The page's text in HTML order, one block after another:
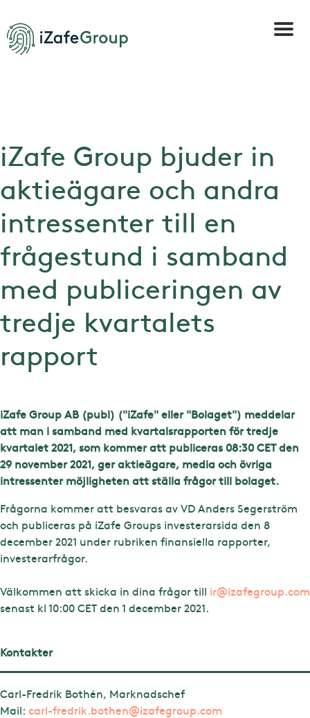
iZafe Group bjuder in
aktieägare och andra
intressenter till en
frågestund i samband
med publiceringen av
tredje kvartalets
rapport
iZafe Group AB (publ) ("iZafe" eller "Bolaget") meddelar
att man i samband med kvartalsrapporten för tredje
kvartalet 2021, som kommer att publiceras 08:30 CET den
29 november 2021, ger aktieägare, media och övriga
intressenter möjligheten att ställa frågor till bolaget.
Frågorna kommer att besvaras av VD Anders Segerström
och publiceras på iZafe Groups investerarsida den 8
december 2021 under rubriken finansiella rapporter,
investerarfrågor.
Välkommen att skicka in dina frågor till ir@izafegroup.com
senast kl 10:00 CET den 1 december 2021.
Kontakter
Carl-Fredrik Bothén, Marknadschef
Mail: carl-fredrik.bothen@izafegroup.com